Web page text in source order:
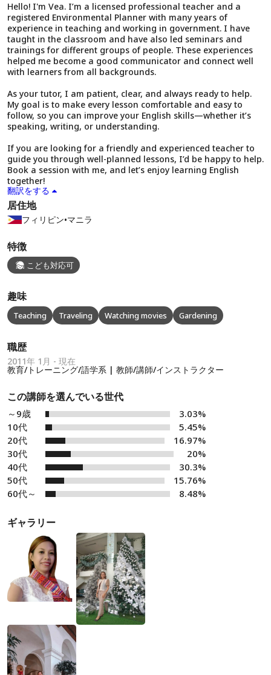
Hello! I'm Vea. I’m a licensed professional teacher and a
registered Environmental Planner with many years of
experience in teaching and working in government. I have
taught in the classroom and have also led seminars and
trainings for different groups of people. These experiences
helped me become a good communicator and connect well
with learners from all backgrounds.
As your tutor, I am patient, clear, and always ready to help.
My goal is to make every lesson comfortable and easy to
follow, so you can improve your English skills—whether it’s
speaking, writing, or understanding.
If you are looking for a friendly and experienced teacher to
guide you through well-planned lessons, I’d be happy to help.
Book a session with me, and let’s enjoy learning English
together!
翻訳をする
居住地
フィリピン•マニラ
特徴
こども対応可
趣味
Teaching Traveling Watching movies Gardening
職歴
2011年 1月 - 現在
教育/トレーニング/語学系 | 教師/講師/インストラクター
この講師を選んでいる世代
～9歳
3.03%
10代
5.45%
20代
16.97%
30代
20%
40代
30.3%
50代
15.76%
60代～
8.48%
ギャラリー